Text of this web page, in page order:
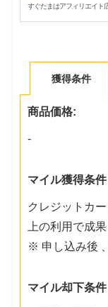
すぐたまはアフィリエイト
獲得条件
商品価格:
-
マイル獲得条件
クレジットカ
上の利用で成果
※ 申し込み後
マイル却下条件